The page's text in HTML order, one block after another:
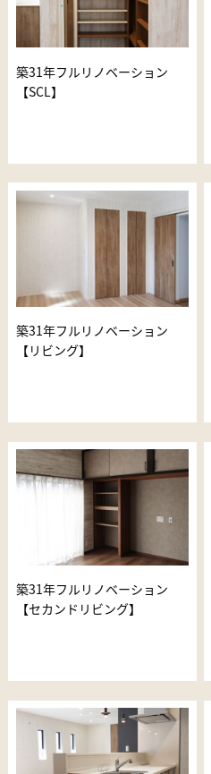
築31年フルリノベーション
【SCL】
築31年フルリノベーション
【リビング】
築31年フルリノベーション
【セカンドリビング】